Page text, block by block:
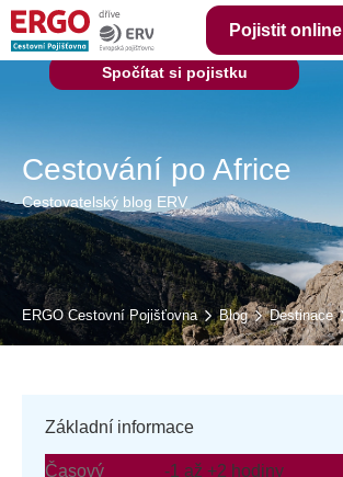
Pojistit online
Cestování po Africe
Cestovatelský blog ERV
ERGO Cestovní Pojišťovna Blog Destinace
Základní informace
Časový
-1 až +2 hodiny
Spočítat si pojistku